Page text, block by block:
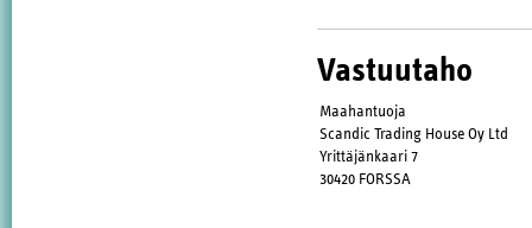
Vastuutaho
Maahantuoja
Scandic Trading House Oy Ltd
Yrittäjänkaari 7
30420 FORSSA